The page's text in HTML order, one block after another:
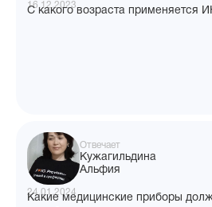
16.12.2023
С какого возраста применяется
Отвечает
Кужагильдина
Альфия
24.01.2024
Какие медицинские приборы